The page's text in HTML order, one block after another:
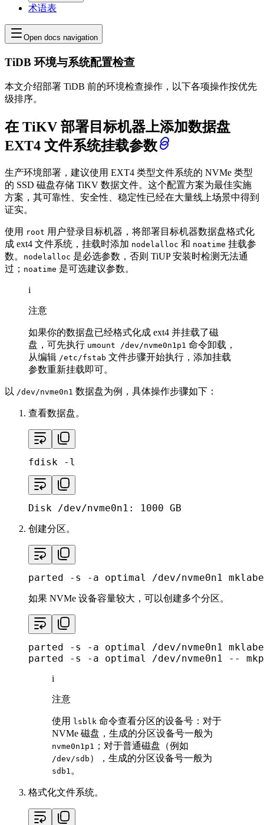
术语表
Open docs navigation
TiDB 环境与系统配置检查
本文介绍部署 TiDB 前的环境检查操作，以下各项操作按优先
级排序。
在 TiKV 部署目标机器上添加数据盘
EXT4 文件系统挂载参数
生产环境部署，建议使用 EXT4 类型文件系统的 NVMe 类型
的 SSD 磁盘存储 TiKV 数据文件。这个配置方案为最佳实施
方案，其可靠性、安全性、稳定性已经在大量线上场景中得到
证实。
使用 root 用户登录目标机器，将部署目标机器数据盘格式化
成 ext4 文件系统，挂载时添加 nodelalloc 和 noatime 挂载参
数。
nodelalloc 是必选参数，否则 TiUP 安装时检测无法通
过； noatime 是可选建议参数。
i
注意
如果你的数据盘已经格式化成 ext4 并挂载了磁
盘，可先执行 umount /dev/nvme0n1p1 命令卸载，
从编辑 /etc/fstab 文件步骤开始执行，添加挂载
参数重新挂载即可。
以 /dev/nvme0n1 数据盘为例，具体操作步骤如下：
查看数据盘。
fdisk -l
Disk /dev/nvme0n1: 1000 GB
创建分区。
parted -s -a optimal /dev/nvme0n1
如果 NVMe 设备容量较大，可以创建多个分区。
parted -s -a optimal /dev/nvme0n1
parted -s -a optimal /dev/nvme0n1 --
i
注意
使用 lsblk 命令查看分区的设备号：对于
NVMe 磁盘，生成的分区设备号一般为
nvme0n1p1 ；对于普通磁盘（例如
/dev/sdb ），生成的分区设备号一般为
sdb1 。
格式化文件系统。